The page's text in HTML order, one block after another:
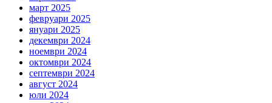
март 2025
февруари 2025
януари 2025
декември 2024
ноември 2024
октомври 2024
септември 2024
август 2024
юли 2024